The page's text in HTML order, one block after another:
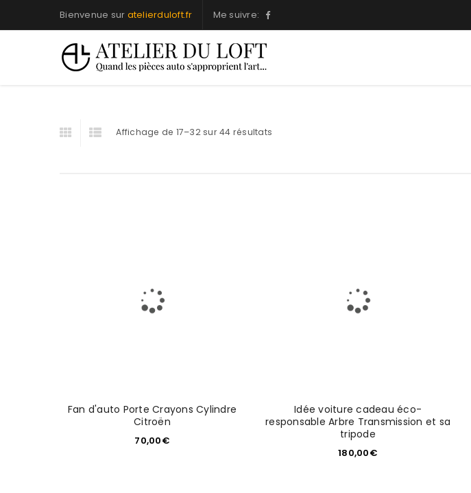
Bienvenue sur atelierduloft.fr Me suivre:
Affichage de 17–32 sur 44 résultats
Fan d'auto Porte Crayons Cylindre
Citroën
70,00€
Idée voiture cadeau éco-
responsable Arbre Transmission et sa
tripode
180,00€